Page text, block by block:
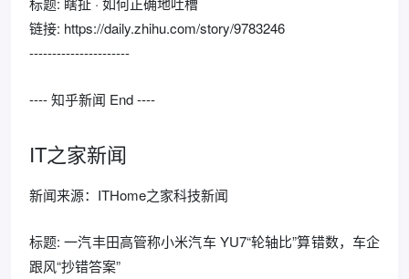
链接: https://daily.zhihu.com/story/9783246
----------------------
---- 知乎新闻 End ----
IT之家新闻
新闻来源：ITHome之家科技新闻
标题: 一汽丰田高管称小米汽车 YU7“轮轴比”算错数，车企
跟风“抄错答案”